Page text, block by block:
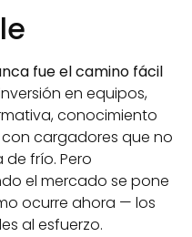
fue el camino fácil
en equipos,
conocimiento
cargadores que no
frío. Pero
el mercado se pone
ocurre ahora — los
al esfuerzo.